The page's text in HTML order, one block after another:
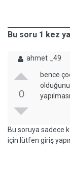
Bu soru 1 kez
ahmet _49
0
bence
Bu soruya sadece
için lütfen giriş